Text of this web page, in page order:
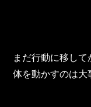
東邦コラム
まだ行動に移して
体を動かすのは大